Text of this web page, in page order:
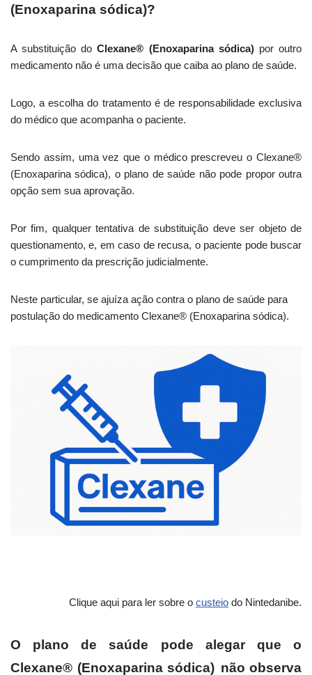
(Enoxaparina sódica)?
A substituição doClexane® (Enoxaparina sódica)por outro
medicamento não é uma decisão que caiba ao plano de saúde.
Logo, a escolha do tratamento é de responsabilidade exclusiva
do médico que acompanha o paciente.
Sendo assim, uma vez que o médico prescreveu o Clexane®
(Enoxaparina sódica), o plano de saúde não pode propor outra
opção sem sua aprovação.
Por fim, qualquer tentativa de substituição deve ser objeto de
questionamento, e, em caso de recusa, o paciente pode buscar
o cumprimento da prescrição judicialmente.
Neste particular, se ajuíza ação contra o plano de saúde para
postulação do medicamento Clexane® (Enoxaparina sódica).
Clique aqui para ler sobre o custeio do Nintedanibe.
O plano de saúde pode alegar que o
Clexane® (Enoxaparina sódica) não observa